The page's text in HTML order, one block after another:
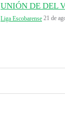
UNIÓN DE DEL
Liga Escobarense 21 de